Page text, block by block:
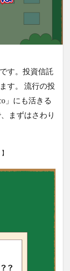
す。 投資信託
す。
流行の投
」にも活きる
まずはさわり